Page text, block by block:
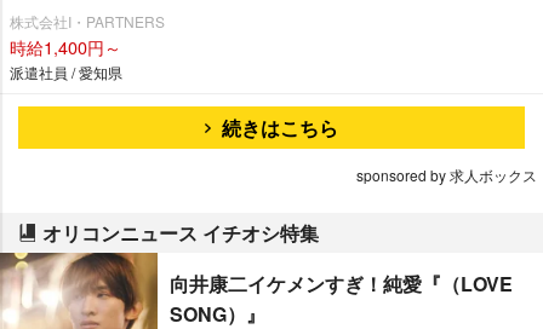
株式会社I・PARTNERS
時給1,400円～
派遣社員 / 愛知県
続きはこちら
sponsored by 求人ボックス
オリコンニュース イチオシ特集
向井康二イケメンすぎ！純愛『（LOVE
SONG）』